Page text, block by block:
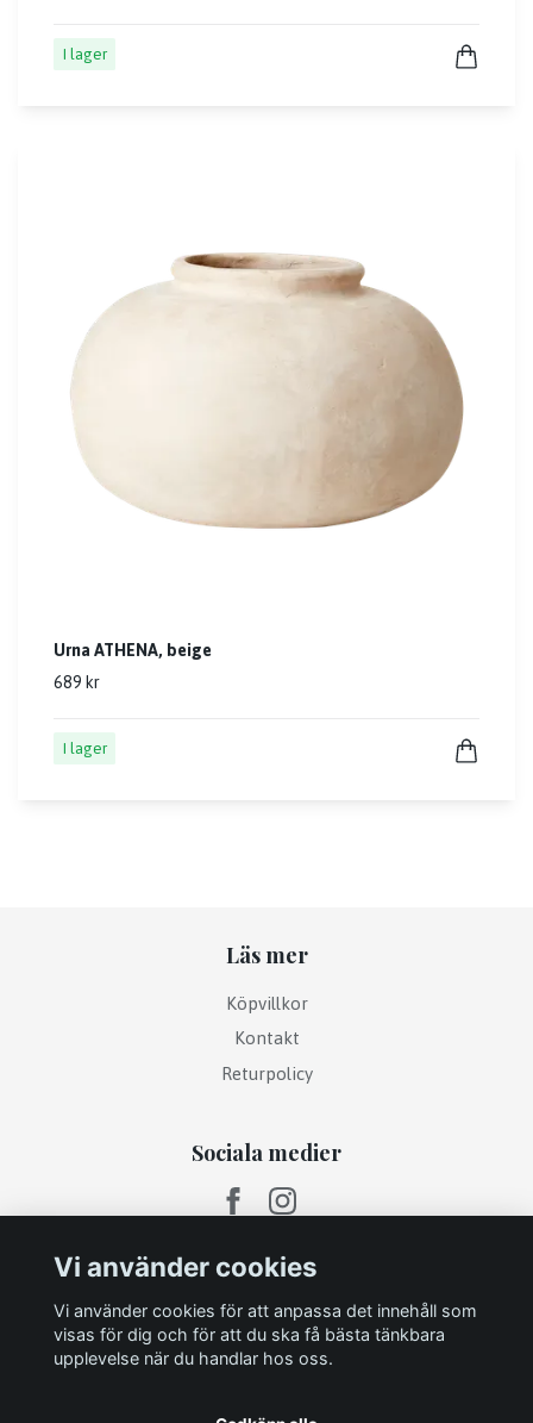
I lager
Urna ATHENA, beige
689 kr
I lager
Läs mer
Köpvillkor
Kontakt
Returpolicy
Sociala medier
Vi använder cookies
Vi använder cookies för att anpassa det innehåll som
visas för dig och för att du ska få bästa tänkbara
upplevelse när du handlar hos oss.